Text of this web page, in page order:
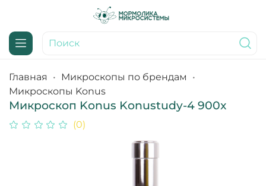
Главная
Микроскопы по брендам
Микроскопы Konus
Микроскоп Konus Konustudy-4 900x
(0)